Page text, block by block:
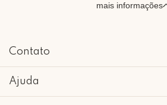
mais informações
Contato
Ajuda